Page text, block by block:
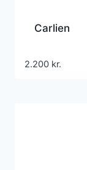
Carlien
2.200 kr.